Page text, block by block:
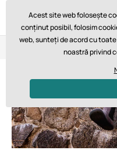
Retur în 14 zile
Acest site web folosește
conținut posibil, folosim
web, sunteți de acord cu
noastră privind